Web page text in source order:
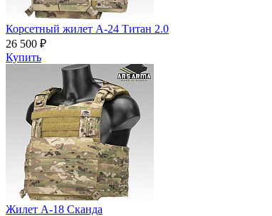
Корсетный жилет А-24 Титан 2.0
26 500 ₽
Купить
Жилет А-18 Сканда